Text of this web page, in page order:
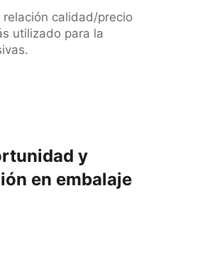
calidad/precio
utilizado para la
y
en embalaje